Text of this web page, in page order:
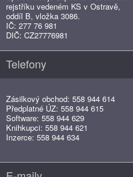
rejstříku vedeném KS v Ostravě,
oddíl B, vložka 3086.
IČ: 277 76 981
DIČ: CZ27776981
Telefony
Zásilkový obchod: 558 944 614
Předplatné ÚZ: 558 944 615
Software: 558 944 629
Knihkupci: 558 944 621
Inzerce: 558 944 634